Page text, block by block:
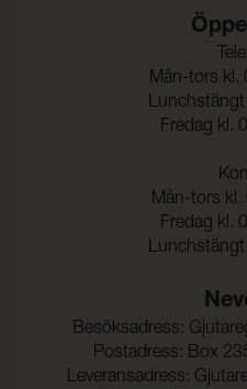
Mån-tors kl.
Fredag kl.
Mån-tors
Fredag kl.
Besöksadress:
Postadress: Box
Leveransadress: